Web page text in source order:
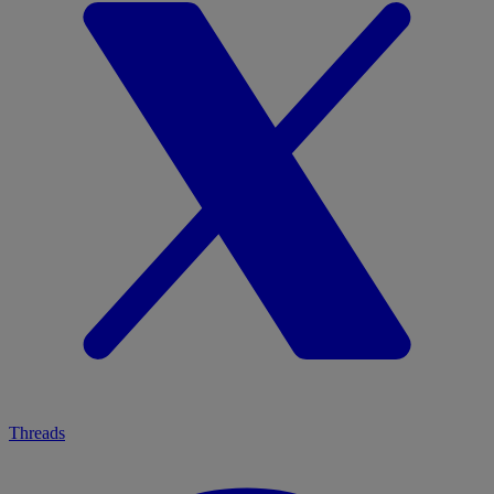
Threads